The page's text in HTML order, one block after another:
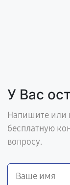
У Вас
Напишите или
бесплатную
вопросу.